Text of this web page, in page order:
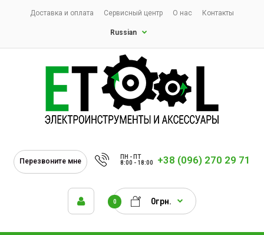
Доставка и оплата Сервисный центр О нас Контакты
Russian
Перезвоните мне
ПН - ПТ
8:00 - 18:00
+38 (096) 270 29 71
0 0грн.